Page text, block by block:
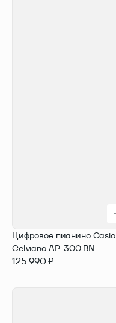
Цифровое пианино Casio
Celviano AP-300 BN
125 990 ₽